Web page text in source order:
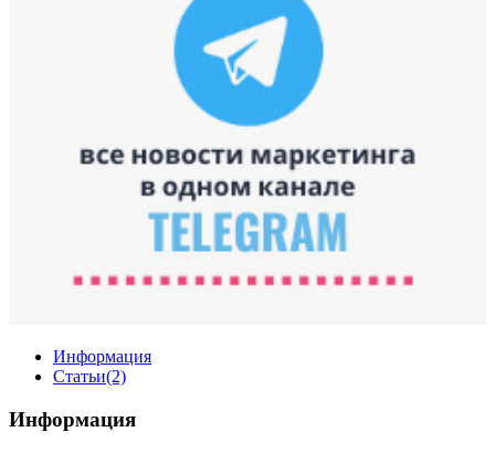
Информация
Статьи(2)
Информация